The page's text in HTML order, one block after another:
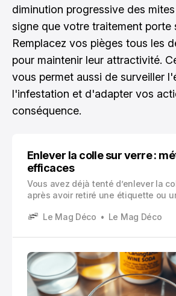
diminution progressive des
signe que votre traitement porte
Remplacez vos pièges tous les
pour maintenir leur attractivité.
vous permet aussi de surveiller
l'infestation et d'adapter vos
conséquence.
Enlever la colle sur verre :
efficaces
Vous avez déjà tenté d’enlever la
après avoir retiré une étiquette ou
à éliminer.
Le Mag Déco Le Mag Déco